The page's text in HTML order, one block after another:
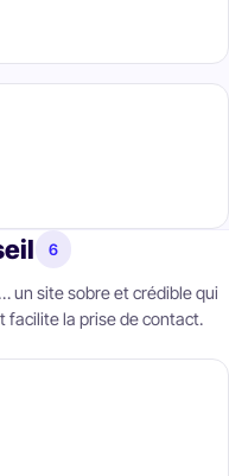
6
un site sobre et crédible qui
facilite la prise de contact.